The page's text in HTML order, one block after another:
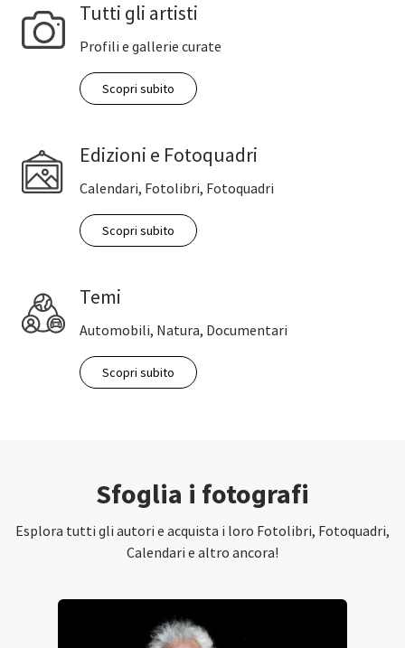
Tutti gli artisti
Profili e gallerie curate
Scopri subito
Edizioni e Fotoquadri
Calendari, Fotolibri, Fotoquadri
Scopri subito
Temi
Automobili, Natura, Documentari
Scopri subito
Sfoglia i fotografi
Esplora tutti gli autori e acquista i loro Fotolibri, Fotoquadri,
Calendari e altro ancora!